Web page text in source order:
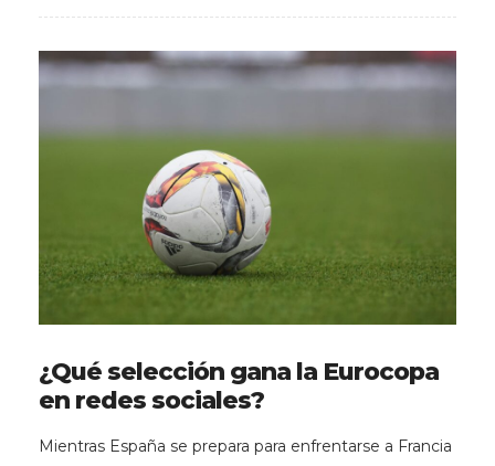
¿Qué selección gana la Eurocopa
en redes sociales?
Mientras España se prepara para enfrentarse a Francia